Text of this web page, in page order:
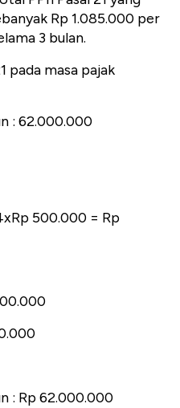
Rp 1.085.000 per
3 bulan.
pada masa pajak
: 62.000.000
500.000 = Rp
: Rp 62.000.000